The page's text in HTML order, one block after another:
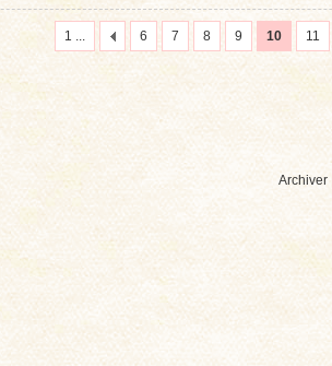
1 ... 6 7 8 9 10 11
Archiver